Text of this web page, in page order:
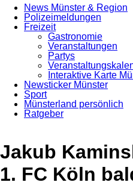
News Münster & Region
Polizeimeldungen
Freizeit
Gastronomie
Veranstaltungen
Partys
Interaktive Karte
Newsticker Münster
Sport
Münsterland persönlich
Ratgeber
Anzeige
Jakub
1. FC Köln